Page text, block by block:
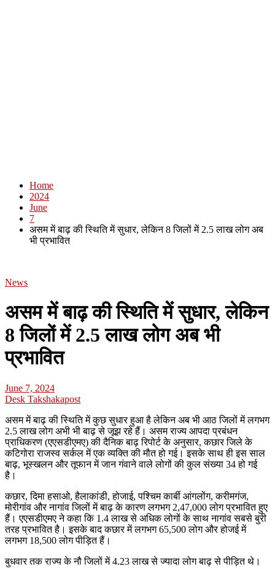
Home
2024
June
7
असम में बाढ़ की स्थिति में सुधार, लेकिन 8 जिलों में 2.5 लाख लोग अब
भी प्रभावित
News
असम में बाढ़ की स्थिति में सुधार, लेकिन
8 जिलों में 2.5 लाख लोग अब भी
प्रभावित
June 7, 2024
Desk Takshakapost
असम में बाढ़ की स्थिति में कुछ सुधार हुआ है लेकिन अब भी आठ जिलों में लगभग
2.5 लाख लोग अभी भी बाढ़ से जूझ रहे हैं। असम राज्य आपदा प्रबंधन
प्राधिकरण (एएसडीएमए) की दैनिक बाढ़ रिपोर्ट के अनुसार, कछार जिले के
कटिगोरा राजस्व सर्कल में एक व्यक्ति की मौत हो गई। इसके साथ ही इस साल
बाढ़, भूस्खलन और तूफान में जान गंवाने वाले लोगों की कुल संख्या 34 हो गई
है।
कछार, दिमा हसाओ, हैलाकांडी, होजाई, पश्चिम कार्बी आंगलोंग, करीमगंज,
मोरीगांव और नागांव जिलों में बाढ़ के कारण लगभग 2,47,000 लोग प्रभावित हुए
हैं। एएसडीएमए ने कहा कि 1.4 लाख से अधिक लोगों के साथ नागांव सबसे बुरी
तरह प्रभावित है। इसके बाद कछार में लगभग 65,500 लोग और होजई में
लगभग 18,500 लोग पीड़ित हैं।
बुधवार तक राज्य के नौ जिलों में 4.23 लाख से ज्यादा लोग बाढ़ से पीड़ित थे।